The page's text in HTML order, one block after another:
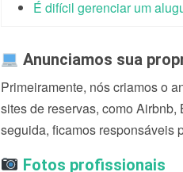
É difícil gerenciar um
Anunciamos sua
Primeiramente, nós criamos o
sites de reservas, como
seguida, ficamos responsáveis
Fotos profissionais